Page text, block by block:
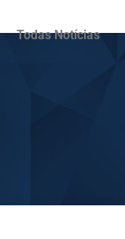
Todas Notícias